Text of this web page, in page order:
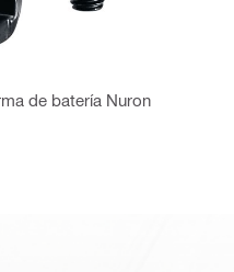
de batería Nuron